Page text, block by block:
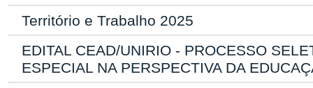
Território e Trabalho 2025
EDITAL CEAD/UNIRIO - PROCESSO
ESPECIAL NA PERSPECTIVA DA